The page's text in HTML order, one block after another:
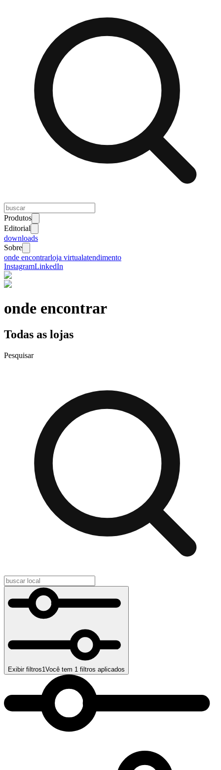
Produtos
Editorial
downloads
Sobre
onde encontrarloja virtualatendimento
InstagramLinkedIn
onde encontrar
Todas as lojas
Pesquisar
Exibir filtros1Você tem 1 filtros aplicados